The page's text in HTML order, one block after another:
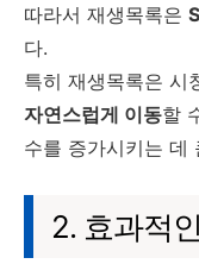
따라서 재생목록은
다.
특히 재생목록은 시
자연스럽게 이동할
수를 증가시키는 데
2. 효과적